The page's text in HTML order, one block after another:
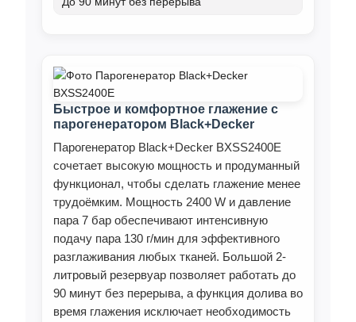
Быстрое и комфортное глажение с
парогенератором Black+Decker
Парогенератор Black+Decker BXSS2400E
сочетает высокую мощность и продуманный
функционал, чтобы сделать глажение менее
трудоёмким. Мощность 2400 W и давление
пара 7 бар обеспечивают интенсивную
подачу пара 130 г/мин для эффективного
разглаживания любых тканей. Большой 2-
литровый резервуар позволяет работать до
90 минут без перерыва, а функция долива во
время глажения исключает необходимость